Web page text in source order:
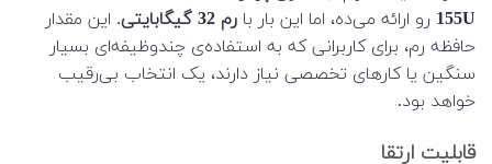
155U رو ارائه می‌ده، اما این بار با رم 32 گیگابایتی
. این مقدار
حافظه رم، برای کاربرانی که به استفاده‌ی چندوظیفه‌ای بسیار
سنگین یا کارهای تخصصی نیاز دارند، یک انتخاب بی‌رقیب
خواهد بود.
قابلیت ارتقا